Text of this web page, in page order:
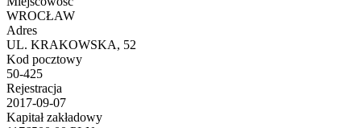
WROCŁAW
Adres
UL. KRAKOWSKA, 52
Kod pocztowy
50-425
Rejestracja
2017-09-07
Kapitał zakładowy